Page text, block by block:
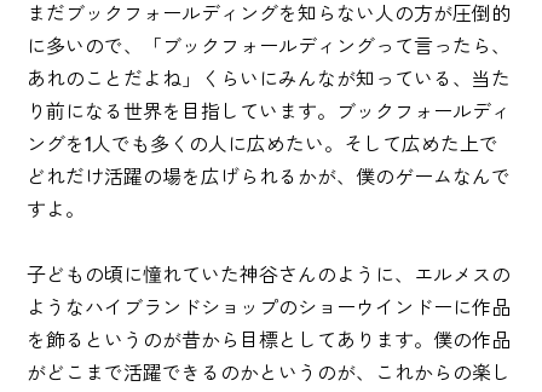
まだブックフォールディングを知らない人の方が圧倒的
に多いので、「ブックフォールディングって言ったら、
あれのことだよね」くらいにみんなが知っている、当た
り前になる世界を目指しています。ブックフォールディ
ングを1人でも多くの人に広めたい。そして広めた上で
どれだけ活躍の場を広げられるかが、僕のゲームなんで
すよ。
子どもの頃に憧れていた神谷さんのように、エルメスの
ようなハイブランドショップのショーウインドーに作品
を飾るというのが昔から目標としてあります。僕の作品
がどこまで活躍できるのかというのが、これからの楽し